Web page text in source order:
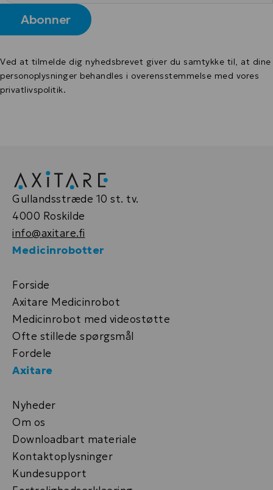
Ved at tilmelde dig nyhedsbrevet giver du samtykke til, at dine
personoplysninger behandles i overensstemmelse med vores
privatlivspolitik.
Gullandsstræde 10 st. tv.
4000 Roskilde
info@axitare.fi
Medicinrobotter
Forside
Axitare Medicinrobot
Medicinrobot med videostøtte
Ofte stillede spørgsmål
Fordele
Axitare
Nyheder
Om os
Downloadbart materiale
Kontaktoplysninger
Kundesupport